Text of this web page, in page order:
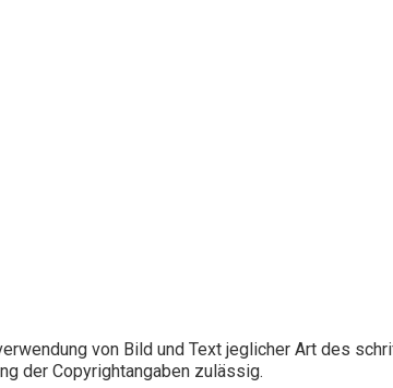
von Bild und Text jeglicher Art des
der Copyrightangaben zulässig.